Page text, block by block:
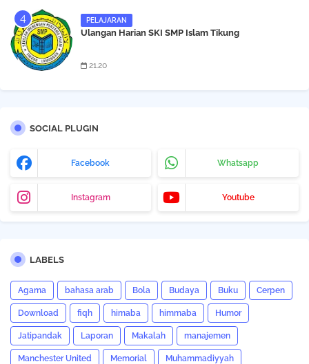
PELAJARAN
Ulangan Harian SKI SMP Islam Tikung
21.20
SOCIAL PLUGIN
Facebook Whatsapp
Instagram Youtube
LABELS
Agama bahasa arab Bola Budaya Buku Cerpen
Download fiqh himaba himmaba Humor
Jatipandak Laporan Makalah manajemen
Manchester United Memorial Muhammadiyyah